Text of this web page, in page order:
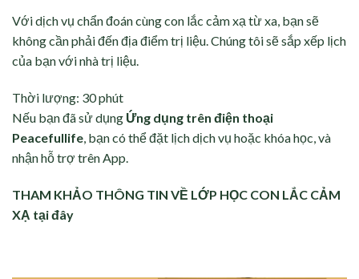
Với dịch vụ chẩn đoán cùng con lắc cảm xạ từ xa, bạn sẽ
không cần phải đến địa điểm trị liệu. Chúng tôi sẽ sắp xếp lịch
của bạn với nhà trị liệu.
Thời lượng: 30 phút
Nếu bạn đã sử dụng Ứng dụng trên điện thoại
Peacefullife, bạn có thể đặt lịch dịch vụ hoặc khóa học, và
nhận hỗ trợ trên App.
THAM KHẢO THÔNG TIN VỀ LỚP HỌC CON LẮC CẢM
XẠ tại đây